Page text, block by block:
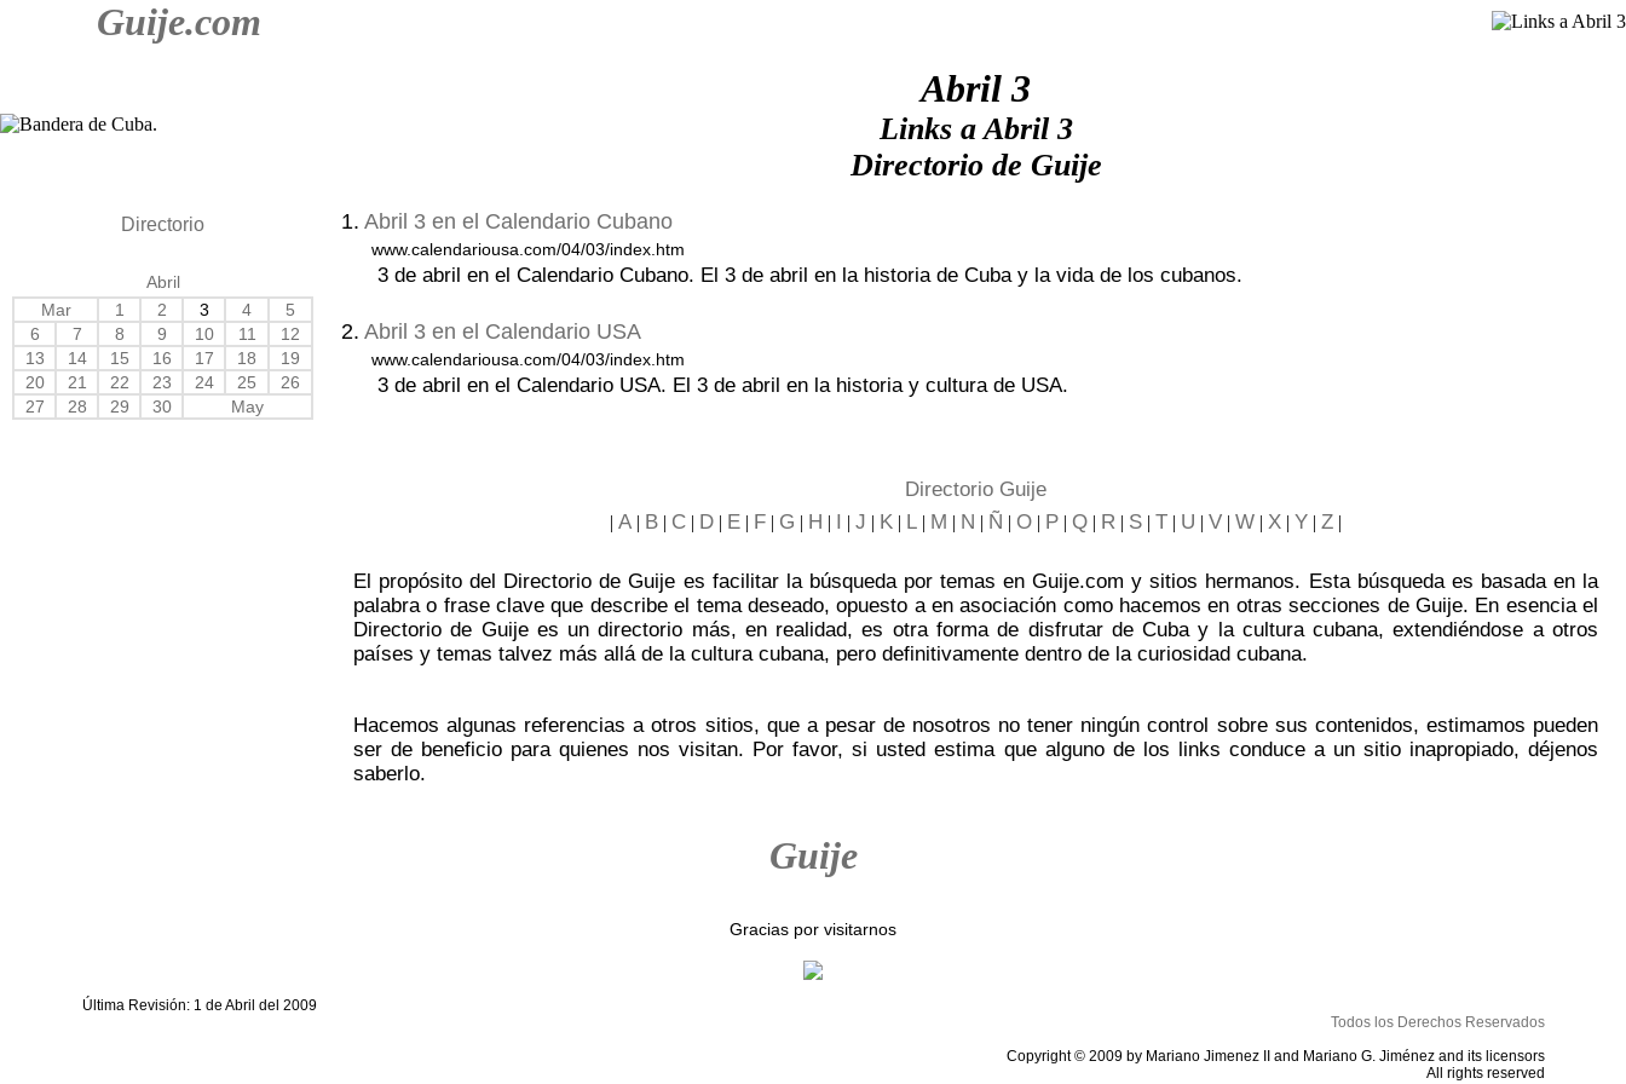
Guije.com
Abril 3
Links a Abril 3
Directorio de Guije
Directorio
Abril
Mar
1 2 3 4
5
6
7 8 9 10 11
12
13
14 15 16 17 18
19
20
21 22 23 24 25
26
27
28 29 30 May
1. Abril 3 en el Calendario Cubano
www.calendariousa.com/04/03/index.htm
3 de abril en el Calendario Cubano. El 3 de abril en la historia de Cuba y la vida de los cubanos.
2. Abril 3 en el Calendario USA
www.calendariousa.com/04/03/index.htm
3 de abril en el Calendario USA. El 3 de abril en la historia y cultura de USA.
Directorio Guije
| A | B | C | D | E | F | G | H | I | J | K | L | M | N | Ñ | O | P | Q | R | S | T | U | V | W | X | Y | Z |
El propósito del Directorio de Guije es facilitar la búsqueda por temas en Guije.com y sitios hermanos. Esta búsqueda es basada en la
palabra o frase clave que describe el tema deseado, opuesto a en asociación como hacemos en otras secciones de Guije. En esencia el
Directorio de Guije es un directorio más, en realidad, es otra forma de disfrutar de Cuba y la cultura cubana, extendiéndose a otros
países y temas talvez más allá de la cultura cubana, pero definitivamente dentro de la curiosidad cubana.
Hacemos algunas referencias a otros sitios, que a pesar de nosotros no tener ningún control sobre sus contenidos, estimamos pueden
ser de beneficio para quienes nos visitan. Por favor, si usted estima que alguno de los links conduce a un sitio inapropiado, déjenos
saberlo.
Guije
Gracias por visitarnos
Última Revisión: 1 de Abril del 2009
Todos los Derechos Reservados
Copyright © 2009 by Mariano Jimenez II and Mariano G. Jiménez and its licensors
All rights reserved